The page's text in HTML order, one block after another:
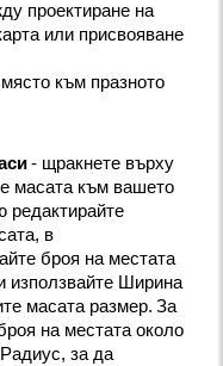
проектиране на
или присвояване
към празното
- щракнете върху
масата към вашето
редактирайте
в
броя на местата
използвайте Ширина
масата размер. За
на местата около
за да